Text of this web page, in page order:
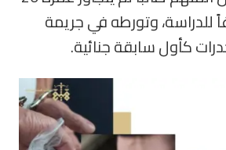
للدراسة، وتورطه في جريمة
كأول سابقة جنائية.